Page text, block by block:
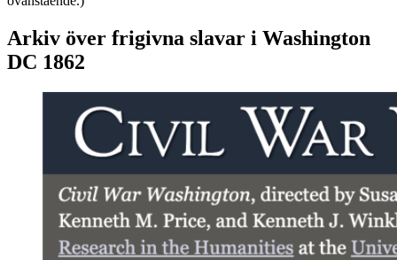
Arkiv över frigivna slavar i Washington
DC 1862